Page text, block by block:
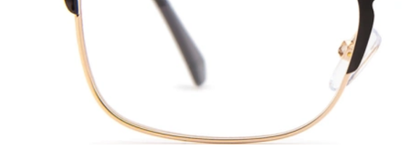
Μήκος σκελετού
37 mm
Ύψος φακού Μήκος φακού
Μήκος